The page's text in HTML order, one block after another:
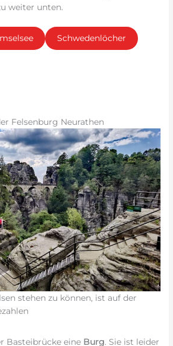
weiter unten.
Schwedenlöcher
Felsenburg Neurathen
stehen zu können, ist auf der
Basteibrücke eine Burg. Sie ist leider